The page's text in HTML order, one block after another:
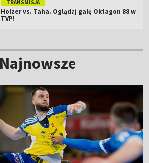
TRANSMISJA
Holzer vs. Taha. Oglądaj galę Oktagon 88 w
TVP!
Najnowsze